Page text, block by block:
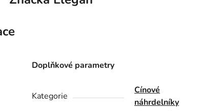
Doplňkové parametry
Kategorie
Cínové
náhrdelníky